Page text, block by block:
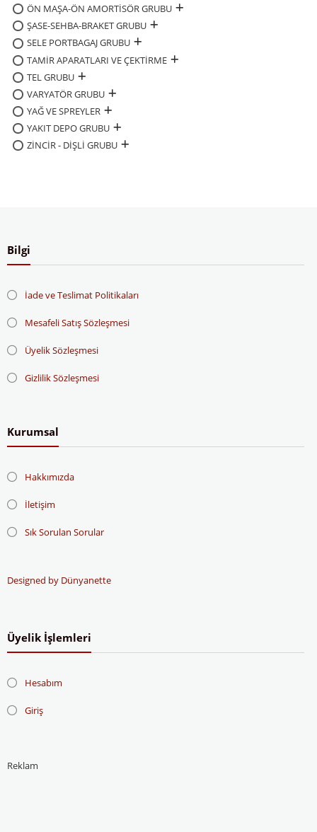
ÖN MAŞA-ÖN AMORTİSÖR GRUBU
ŞASE-SEHBA-BRAKET GRUBU
SELE PORTBAGAJ GRUBU
TAMİR APARATLARI VE ÇEKTİRME
TEL GRUBU
VARYATÖR GRUBU
YAĞ VE SPREYLER
YAKIT DEPO GRUBU
ZİNCİR - DİŞLİ GRUBU
Bilgi
İade ve Teslimat Politikaları
Mesafeli Satış Sözleşmesi
Üyelik Sözleşmesi
Gizlilik Sözleşmesi
Kurumsal
Hakkımızda
İletişim
Sık Sorulan Sorular
Designed by Dünyanette
Üyelik İşlemleri
Hesabım
Giriş
Reklam